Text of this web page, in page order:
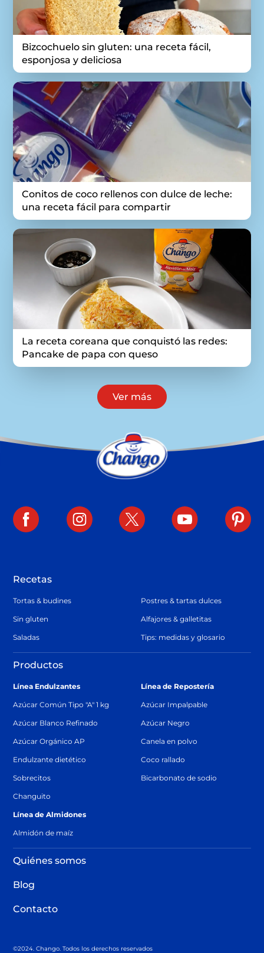
Bizcochuelo sin gluten: una receta fácil,
esponjosa y deliciosa
Conitos de coco rellenos con dulce de leche:
una receta fácil para compartir
La receta coreana que conquistó las redes:
Pancake de papa con queso
Ver más
Recetas
Tortas & budines Postres & tartas dulces
Sin gluten Alfajores & galletitas
Saladas Tips: medidas y glosario
Productos
Línea Endulzantes
Azúcar Común Tipo "A" 1 kg
Azúcar Blanco Refinado
Azúcar Orgánico AP
Endulzante dietético
Sobrecitos
Changuito
Línea de Repostería
Azúcar Impalpable
Azúcar Negro
Canela en polvo
Coco rallado
Bicarbonato de sodio
Línea de Almidones
Almidón de maíz
Quiénes somos
Blog
Contacto
©2024. Chango. Todos los derechos reservados